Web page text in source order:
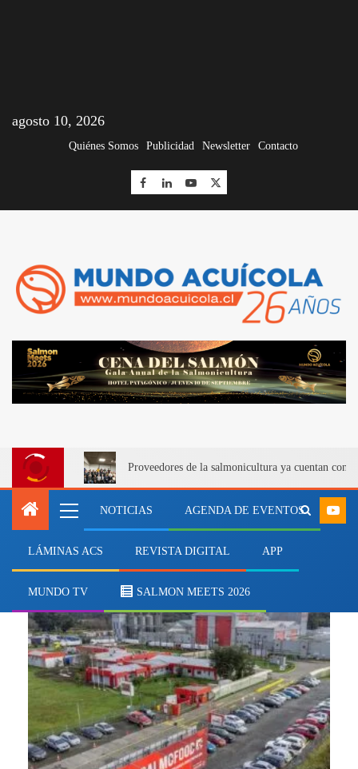
agosto 10, 2026
Quiénes Somos Publicidad Newsletter Contacto
Proveedores de la salmonicultura ya cuentan con
NOTICIAS AGENDA DE EVENTOS
LÁMINAS ACS REVISTA DIGITAL APP
MUNDO TV SALMON MEETS 2026
Sello de Cuantificación de GEI